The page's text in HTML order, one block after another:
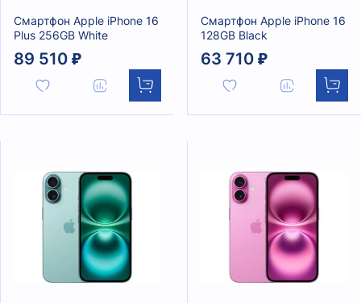
Смартфон Apple iPhone 16
Plus 256GB White
89 510 ₽
Смартфон Apple iPhone 16
128GB Black
63 710 ₽